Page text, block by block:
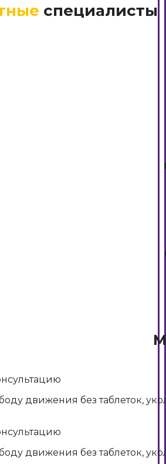
специалисты
движения без таблеток,
движения без таблеток,